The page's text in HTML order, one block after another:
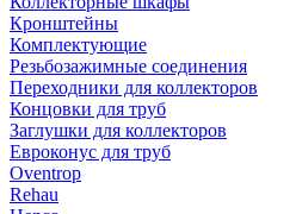
Кронштейны
Комплектующие
Резьбозажимные соединения
Переходники для коллекторов
Концовки для труб
Заглушки для коллекторов
Евроконус для труб
Oventrop
Rehau